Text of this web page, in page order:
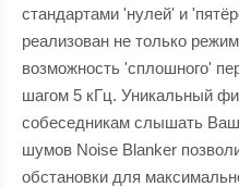
стандартами 'нулей' и
реализован не только
возможность 'сплошного'
шагом 5 кГц. Уникальный
собеседникам слышать
шумов Noise Blanker
обстановки для